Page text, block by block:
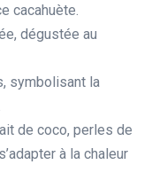
cacahuète.
dégustée au
symbolisant la
de coco, perles de
à la chaleur